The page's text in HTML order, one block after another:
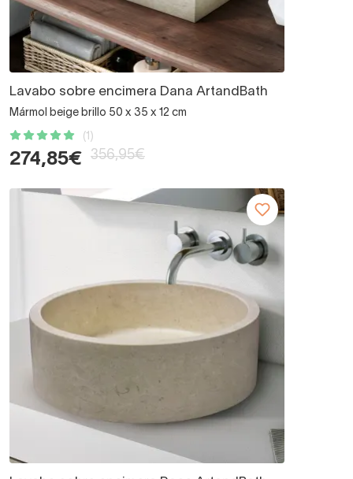
Lavabo sobre encimera Dana ArtandBath
Mármol beige brillo 50 x 35 x 12 cm
(1)
274,85€ 356,95€